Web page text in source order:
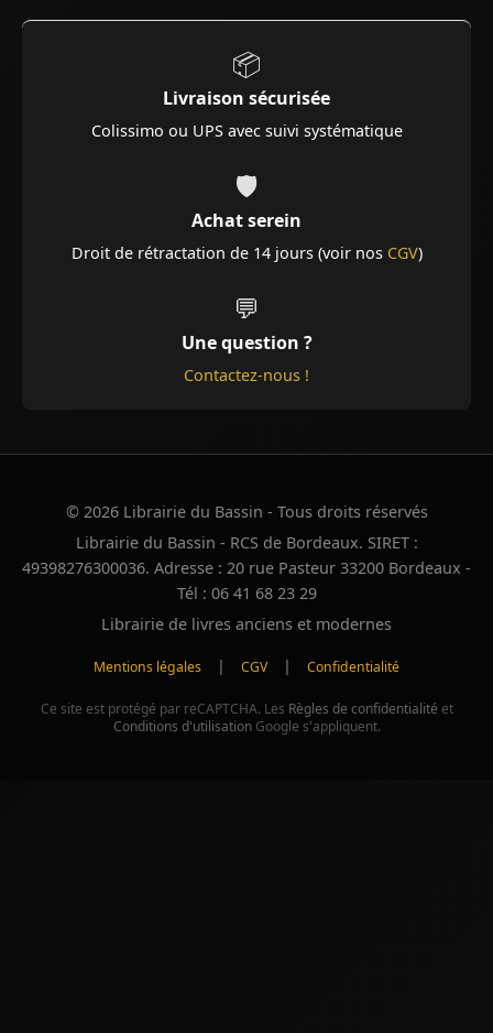
📦
Livraison sécurisée
Colissimo ou UPS avec suivi systématique
🛡️
Achat serein
Droit de rétractation de 14 jours (voir nos CGV)
💬
Une question ?
Contactez-nous !
© 2026 Librairie du Bassin - Tous droits réservés
Librairie du Bassin - RCS de Bordeaux. SIRET :
49398276300036. Adresse : 20 rue Pasteur 33200 Bordeaux -
Tél : 06 41 68 23 29
Librairie de livres anciens et modernes
Mentions légales | CGV | Confidentialité
Ce site est protégé par reCAPTCHA. Les Règles de confidentialité et
Conditions d'utilisationGoogle s'appliquent.